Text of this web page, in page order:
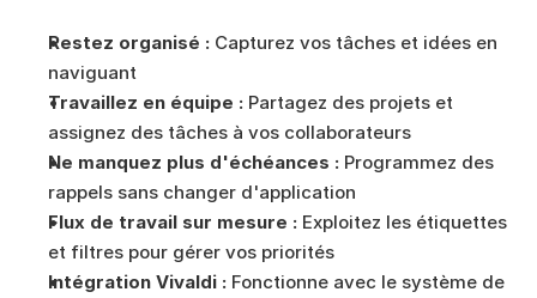
Restez organisé : Capturez vos tâches et idées en
naviguant
Travaillez en équipe : Partagez des projets et
assignez des tâches à vos collaborateurs
Ne manquez plus d'échéances : Programmez des
rappels sans changer d'application
Flux de travail sur mesure : Exploitez les étiquettes
et filtres pour gérer vos priorités
Intégration Vivaldi : Fonctionne avec le système de